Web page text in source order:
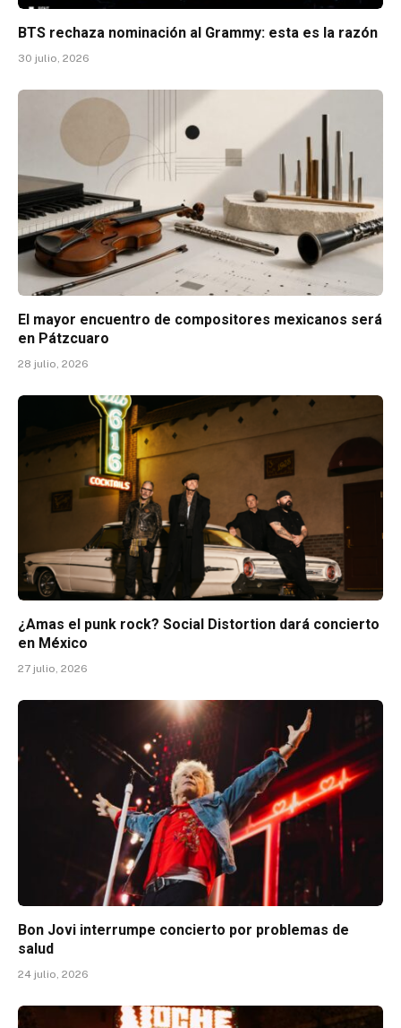
BTS rechaza nominación al Grammy: esta es la razón
30 julio, 2026
El mayor encuentro de compositores mexicanos será
en Pátzcuaro
28 julio, 2026
¿Amas el punk rock? Social Distortion dará concierto
en México
27 julio, 2026
Bon Jovi interrumpe concierto por problemas de
salud
24 julio, 2026